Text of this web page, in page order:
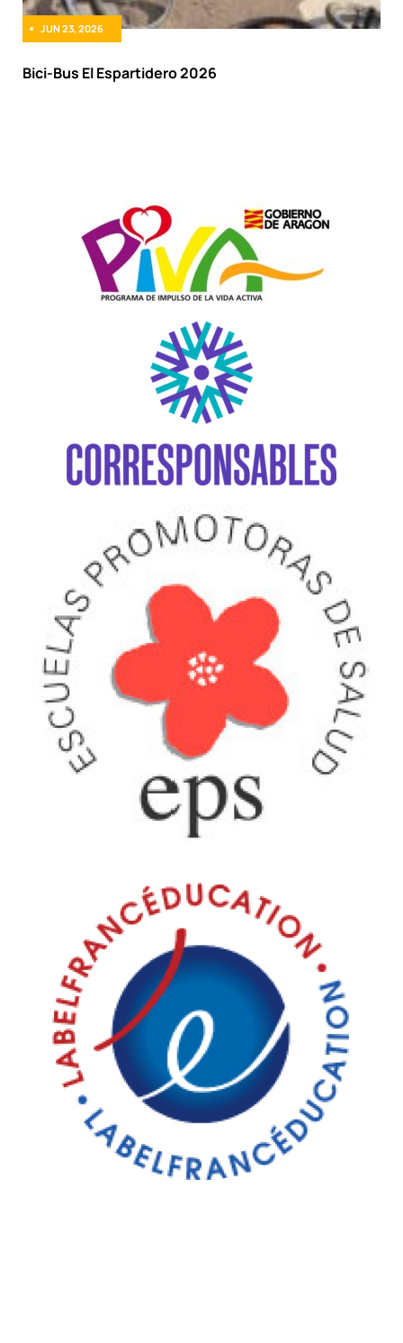
JUN 23, 2026
Bici-Bus El Espartidero 2026